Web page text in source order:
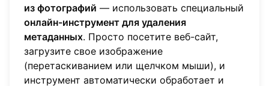
из фотографий — использовать специальный
онлайн-инструмент для удаления
метаданных. Просто посетите веб-сайт,
загрузите свое изображение
(перетаскиванием или щелчком мыши), и
инструмент автоматически обработает и